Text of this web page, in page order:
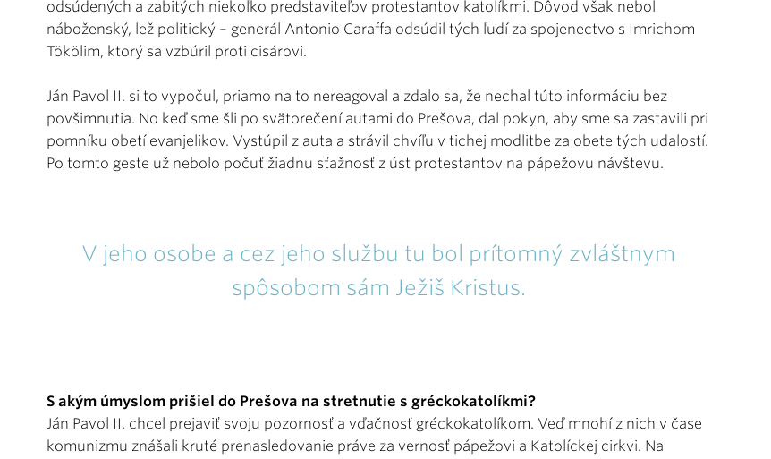
odsúdených a zabitých niekoľko predstaviteľov protestantov katolíkmi. Dôvod však nebol
náboženský, lež politický – generál Antonio Caraffa odsúdil tých ľudí za spojenectvo s Imrichom
Tökölim, ktorý sa vzbúril proti cisárovi.
Ján Pavol II. si to vypočul, priamo na to nereagoval a zdalo sa, že nechal túto informáciu bez
povšimnutia. No keď sme šli po svätorečení autami do Prešova, dal pokyn, aby sme sa zastavili pri
pomníku obetí evanjelikov. Vystúpil z auta a strávil chvíľu v tichej modlitbe za obete tých udalostí.
Po tomto geste už nebolo počuť žiadnu sťažnosť z úst protestantov na pápežovu návštevu.
V jeho osobe a cez jeho službu tu bol prítomný zvláštnym
spôsobom sám Ježiš Kristus.
S akým úmyslom prišiel do Prešova na stretnutie s gréckokatolíkmi?
Ján Pavol II. chcel prejaviť svoju pozornosť a vďačnosť gréckokatolíkom. Veď mnohí z nich v čase
komunizmu znášali kruté prenasledovanie práve za vernosť pápežovi a Katolíckej cirkvi. Na